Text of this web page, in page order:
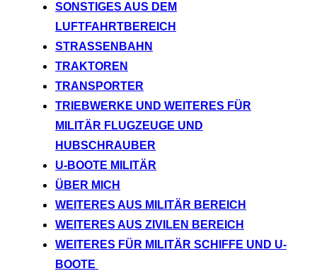
SONSTIGES AUS DEM
LUFTFAHRTBEREICH
STRASSENBAHN
TRAKTOREN
TRANSPORTER
TRIEBWERKE UND WEITERES FÜR
MILITÄR FLUGZEUGE UND
HUBSCHRAUBER
U-BOOTE MILITÄR
ÜBER MICH
WEITERES AUS MILITÄR BEREICH
WEITERES AUS ZIVILEN BEREICH
WEITERES FÜR MILITÄR SCHIFFE UND U-
BOOTE